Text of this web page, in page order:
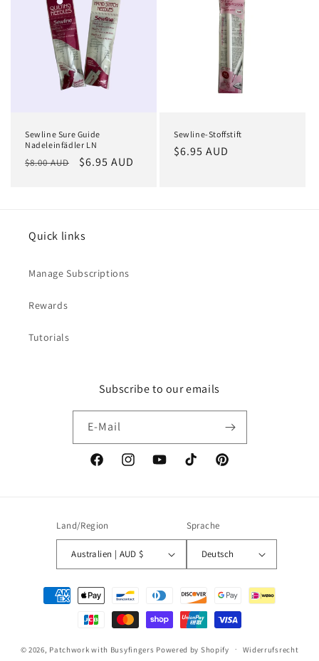
Sewline Sure Guide
Nadeleinfädler LN
Normaler
$8.00 AUD Verkaufspreis
$6.95 AUD
Sewline-Stoffstift
Normaler
$6.95 AUD
Quick links
Manage Subscriptions
Rewards
Tutorials
Subscribe to our emails
E-Mail
FacebookInstagramYouTubeTikTok Pinterest
Land/Region
Australien | AUD $
Sprache
Deutsch
Zahlungsmethoden
© 2026, Patchwork with Busyfingers Powered by Shopify Widerrufsrecht